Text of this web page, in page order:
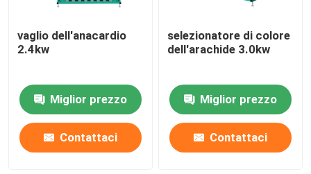
vaglio dell'anacardio
2.4kw
Miglior prezzo
Contattaci
selezionatore di colore
dell'arachide 3.0kw
Miglior prezzo
Contattaci